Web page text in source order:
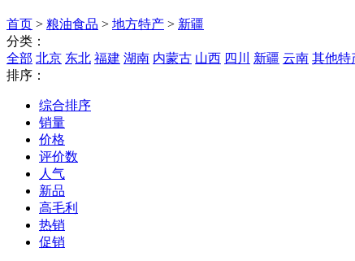
首页 > 粮油食品 > 地方特产 > 新疆
分类：
全部 北京 东北 福建 湖南 内蒙古 山西 四川 新疆 云南 其他特
排序：
综合排序
销量
价格
评价数
人气
新品
高毛利
热销
促销